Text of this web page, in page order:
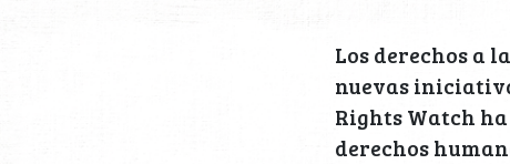
Los derechos a
nuevas
Rights Watch
derechos